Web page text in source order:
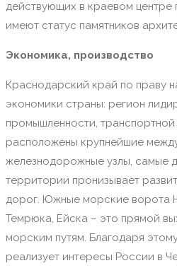
действующих в краевом центре
имеют статус памятников
Экономика, производство
Краснодарский край по праву
экономики страны: регион
промышленности,
расположены крупнейшие
железнодорожные узлы, самые
территории пронизывает
дорог. Южные морские ворота
Темрюка, Ейска – это прямой
морским путям. Благодаря
реализует интересы России в